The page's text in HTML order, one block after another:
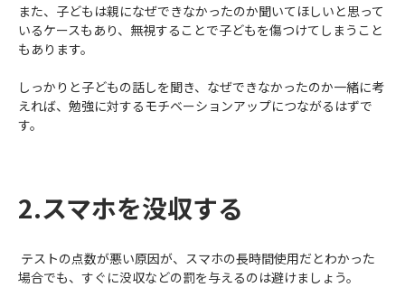
また、子どもは親になぜできなかったのか聞いてほしいと思って
いるケースもあり、無視することで子どもを傷つけてしまうこと
もあります。
しっかりと子どもの話しを聞き、なぜできなかったのか一緒に考
えれば、勉強に対するモチベーションアップにつながるはずで
す。
2.スマホを没収する
テストの点数が悪い原因が、スマホの長時間使用だとわかった
場合でも、すぐに没収などの罰を与えるのは避けましょう。